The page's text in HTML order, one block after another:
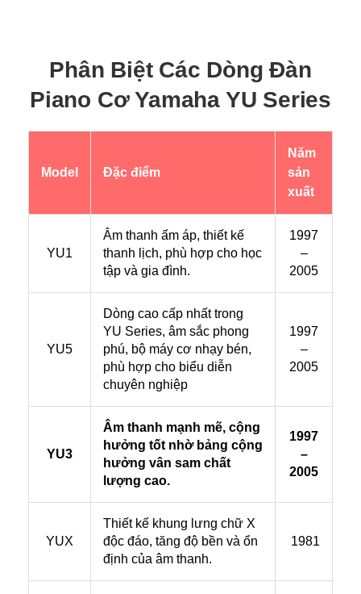
Phân Biệt Các Dòng Đàn
Piano Cơ Yamaha YU Series
Model Đặc điểm
Năm
sản
xuất
YU1
Âm thanh ấm áp, thiết kế
thanh lịch, phù hợp cho học
tập và gia đình.
1997
–
2005
YU5
Dòng cao cấp nhất trong
YU Series, âm sắc phong
phú, bộ máy cơ nhạy bén,
phù hợp cho biểu diễn
chuyên nghiệp
1997
–
2005
YU3
Âm thanh mạnh mẽ, cộng
hưởng tốt nhờ bảng cộng
hưởng vân sam chất
lượng cao.
1997
–
2005
YUX
Thiết kế khung lưng chữ X
độc đáo, tăng độ bền và ổn
định của âm thanh.
1981